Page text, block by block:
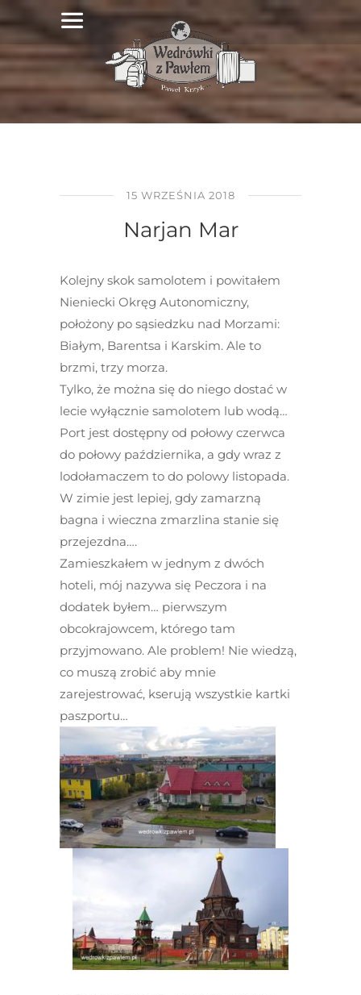
15 WRZEŚNIA 2018
Narjan Mar
Kolejny skok samolotem i powitałem
Nieniecki Okręg Autonomiczny,
położony po sąsiedzku nad Morzami:
Białym, Barentsa i Karskim. Ale to
brzmi, trzy morza.
Tylko, że można się do niego dostać w
lecie wyłącznie samolotem lub wodą…
Port jest dostępny od połowy czerwca
do połowy października, a gdy wraz z
lodołamaczem to do polowy listopada.
W zimie jest lepiej, gdy zamarzną
bagna i wieczna zmarzlina stanie się
przejezdna….
Zamieszkałem w jednym z dwóch
hoteli, mój nazywa się Peczora i na
dodatek byłem… pierwszym
obcokrajowcem, którego tam
przyjmowano. Ale problem! Nie wiedzą,
co muszą zrobić aby mnie
zarejestrować, kserują wszystkie kartki
paszportu…